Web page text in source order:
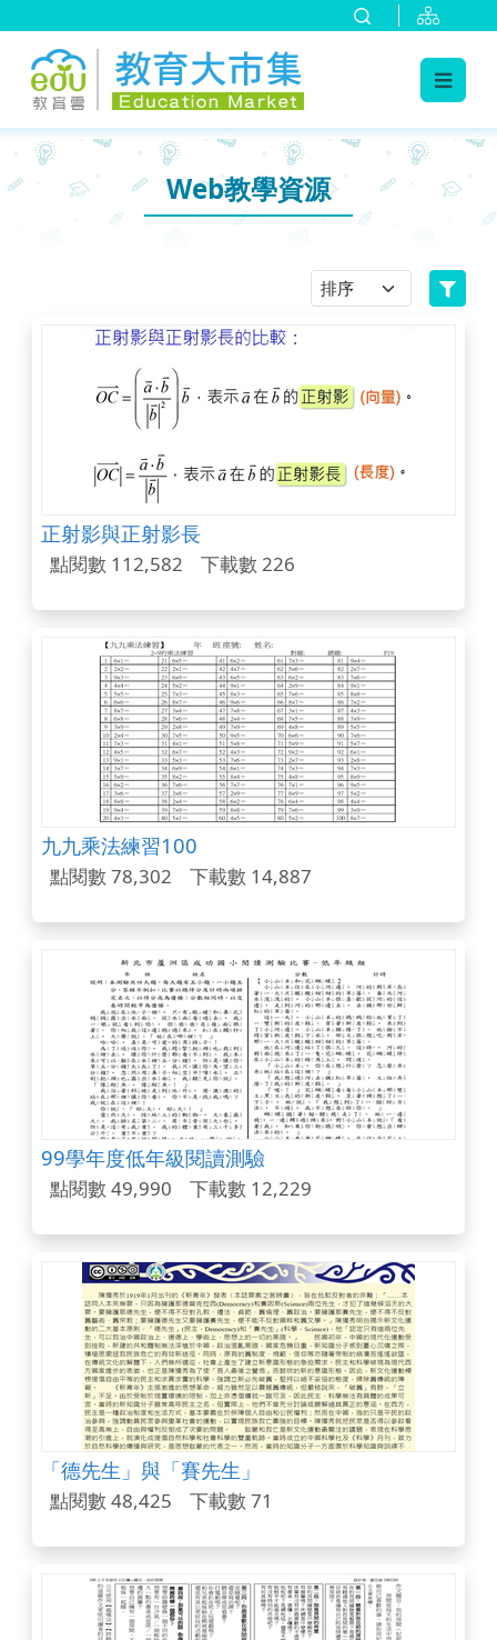
::: Web教學資源
正射影與正射影長
點閱數 112,582 下載數 226
九九乘法練習100
點閱數 78,302 下載數 14,887
99學年度低年級閱讀測驗
點閱數 49,990 下載數 12,229
「德先生」與「賽先生」
點閱數 48,425 下載數 71